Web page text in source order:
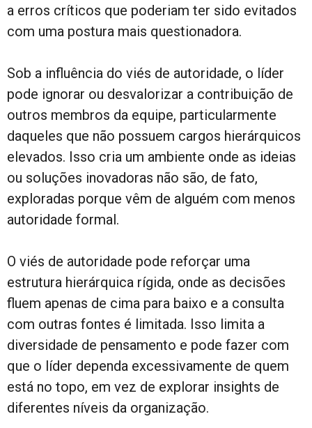
a erros críticos que poderiam ter sido evitados
com uma postura mais questionadora.
Sob a influência do viés de autoridade, o líder
pode ignorar ou desvalorizar a contribuição de
outros membros da equipe, particularmente
daqueles que não possuem cargos hierárquicos
elevados. Isso cria um ambiente onde as ideias
ou soluções inovadoras não são, de fato,
exploradas porque vêm de alguém com menos
autoridade formal.
O viés de autoridade pode reforçar uma
estrutura hierárquica rígida, onde as decisões
fluem apenas de cima para baixo e a consulta
com outras fontes é limitada. Isso limita a
diversidade de pensamento e pode fazer com
que o líder dependa excessivamente de quem
está no topo, em vez de explorar insights de
diferentes níveis da organização.